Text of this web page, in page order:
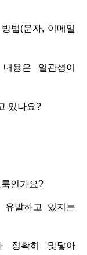
법(문자, 이메일
용은 일관성이
있나요?
인가요?
발하고 있지는
정확히 맞닿아